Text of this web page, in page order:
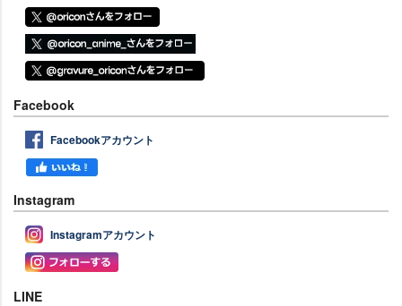
Facebook
Facebookアカウント
Instagram
Instagramアカウント
LINE